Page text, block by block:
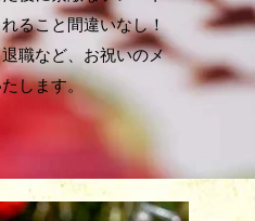
ること間違いなし！
職など、お祝いのメ
します。